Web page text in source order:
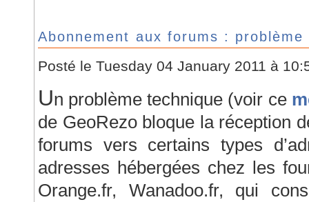
Abonnement aux forums : problème
Posté le Tuesday 04 January 2011 à
Un problème technique (voir ce
de GeoRezo bloque la réception
forums vers certains types
adresses hébergées chez les
Orange.fr, Wanadoo.fr, qui